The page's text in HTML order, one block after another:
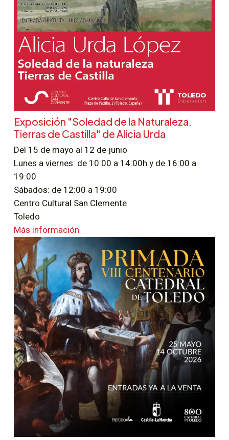
Exposición "Soledad de la Naturaleza.
Tierras de Castilla" de Alicia Urda
Del 15 de mayo al 12 de junio
Lunes a viernes: de 10:00 a 14:00h y de 16:00 a
19:00
Sábados: de 12:00 a 19:00
Centro Cultural San Clemente
Toledo
Más información